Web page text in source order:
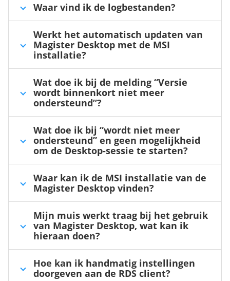
Waar vind ik de logbestanden?
Werkt het automatisch updaten van
Magister Desktop met de MSI
installatie?
Wat doe ik bij de melding “Versie
wordt binnenkort niet meer
ondersteund”?
Wat doe ik bij “wordt niet meer
ondersteund” en geen mogelijkheid
om de Desktop-sessie te starten?
Waar kan ik de MSI installatie van de
Magister Desktop vinden?
Mijn muis werkt traag bij het gebruik
van Magister Desktop, wat kan ik
hieraan doen?
Hoe kan ik handmatig instellingen
doorgeven aan de RDS client?